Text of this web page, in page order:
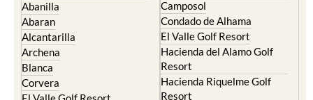
Murcia Central
Abanilla
Abaran
Alcantarilla
Archena
Blanca
Urbanisations
Camposol
Condado de Alhama
El Valle Golf Resort
Hacienda del Alamo Golf
Resort